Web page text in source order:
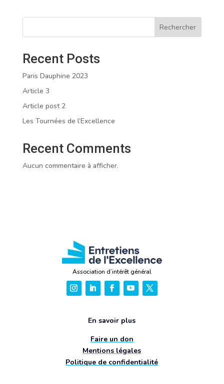
Rechercher
Recent Posts
Paris Dauphine 2023
Article 3
Article post 2
Les Tournées de l’Excellence
Recent Comments
Aucun commentaire à afficher.
Association d’intérêt général
En savoir plus
Faire un don
Mentions légales
Politique de confidentialité